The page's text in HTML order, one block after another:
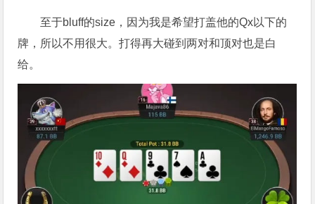
至于bluff的size，因为我是希望打盖他的Qx以下的
牌，所以不用很大。打得再大碰到两对和顶对也是白
给。